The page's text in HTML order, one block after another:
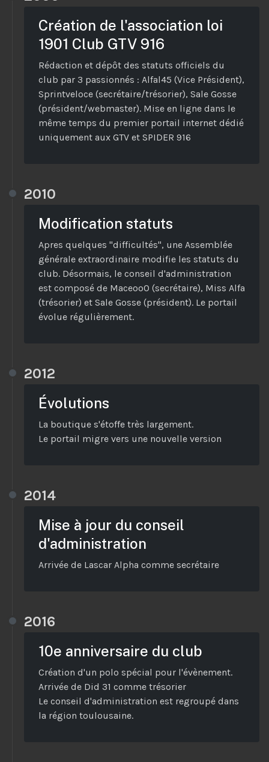
Création de l'association loi
1901 Club GTV 916
Rédaction et dépôt des statuts officiels du
club par 3 passionnés : Alfal45 (Vice Président),
Sprintveloce (secrétaire/trésorier), Sale Gosse
(président/webmaster). Mise en ligne dans le
même temps du premier portail internet dédié
uniquement aux GTV et SPIDER 916
2010
Modification statuts
Apres quelques "difficultés", une Assemblée
générale extraordinaire modifie les statuts du
club. Désormais, le conseil d'administration
est composé de MaceooO (secrétaire), Miss Alfa
(trésorier) et Sale Gosse (président). Le portail
évolue régulièrement.
2012
Évolutions
La boutique s'étoffe très largement.
Le portail migre vers une nouvelle version
2014
Mise à jour du conseil
d'administration
Arrivée de Lascar Alpha comme secrétaire
2016
10e anniversaire du club
Création d'un polo spécial pour l'évènement.
Arrivée de Did 31 comme trésorier
Le conseil d'administration est regroupé dans
la région toulousaine.